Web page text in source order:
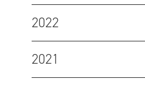
2022
2021